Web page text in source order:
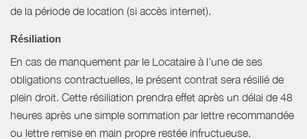
de la période de location (si accès internet).
Résiliation
En cas de manquement par le Locataire à l’une de ses
obligations contractuelles, le présent contrat sera résilié de
plein droit. Cette résiliation prendra effet après un délai de 48
heures après une simple sommation par lettre recommandée
ou lettre remise en main propre restée infructueuse.